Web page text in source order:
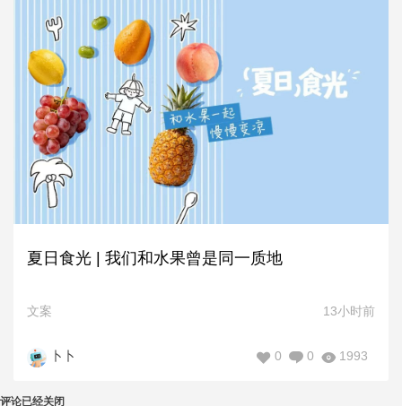
夏日食光 | 我们和水果曾是同一质地
文案 13小时前
卜卜 1993
0
0
评论已经关闭